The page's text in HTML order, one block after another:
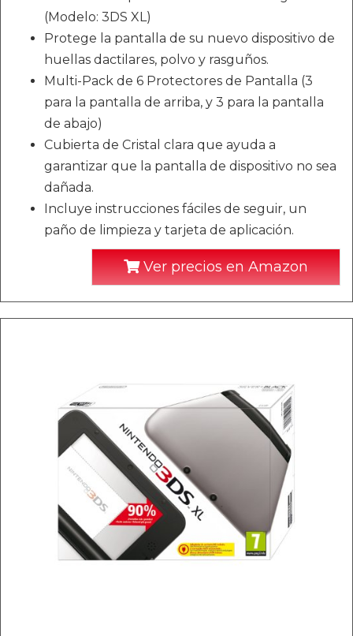
(Modelo: 3DS XL)
Protege la pantalla de su nuevo dispositivo de
huellas dactilares, polvo y rasguños.
Multi-Pack de 6 Protectores de Pantalla (3
para la pantalla de arriba, y 3 para la pantalla
de abajo)
Cubierta de Cristal clara que ayuda a
garantizar que la pantalla de dispositivo no sea
dañada.
Incluye instrucciones fáciles de seguir, un
paño de limpieza y tarjeta de aplicación.
Ver precios en Amazon